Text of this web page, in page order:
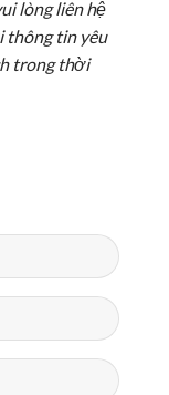
lòng liên hệ
thông tin yêu
trong thời